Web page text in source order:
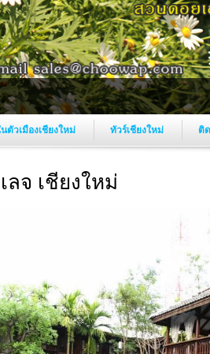
ตัวเมืองเชียงใหม่ ทัวร์เชียงใหม่ ติ
ลจ เชียงใหม่